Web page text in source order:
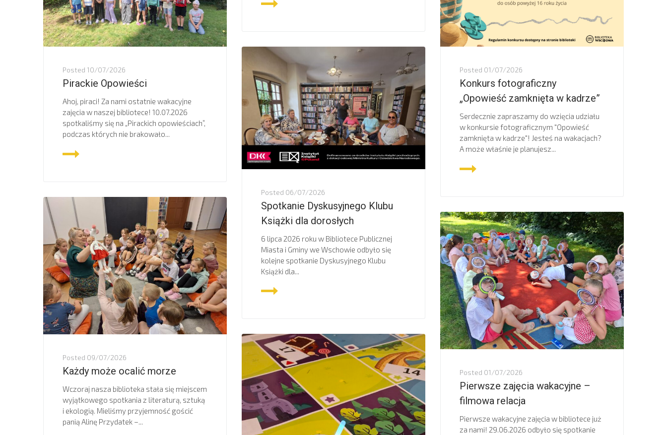
Posted 10/07/2026
Pirackie Opowieści
Ahoj, piraci! Za nami ostatnie wakacyjne
zajęcia w naszej bibliotece! 10.07.2026
spotkaliśmy się na „Pirackich opowieściach”,
podczas których nie brakowało...
Posted 09/07/2026
Każdy może ocalić morze
Wczoraj nasza biblioteka stała się miejscem
wyjątkowego spotkania z literaturą, sztuką
i ekologią. Mieliśmy przyjemność gościć
panią Alinę Przydatek –...
Posted 06/07/2026
Spotkanie Dyskusyjnego Klubu
Książki dla dorosłych
6 lipca 2026 roku w Bibliotece Publicznej
Miasta i Gminy we Wschowie odbyło się
kolejne spotkanie Dyskusyjnego Klubu
Książki dla...
Posted 01/07/2026
Konkurs fotograficzny
„Opowieść zamknięta w kadrze”
Serdecznie zapraszamy do wzięcia udziału
w konkursie fotograficznym "Opowieść
zamknięta w kadrze"! Jesteś na wakacjach?
A może właśnie je planujesz...
Posted 01/07/2026
Pierwsze zajęcia wakacyjne –
filmowa relacja
Pierwsze wakacyjne zajęcia w bibliotece już
za nami! 29.06.2026 odbyło się spotkanie